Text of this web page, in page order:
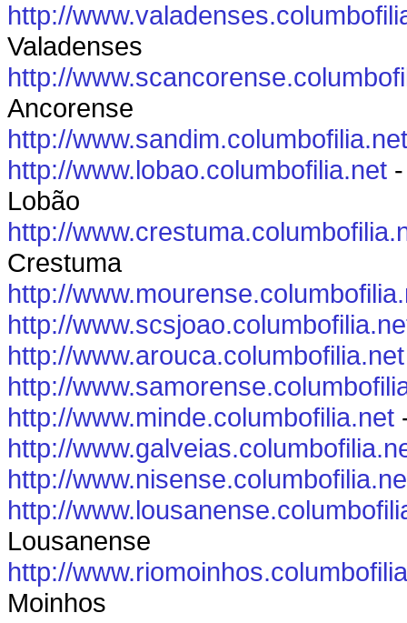
http://
Valadenses
http://
Ancorense
http://www.sandim.columbofilia.net
http://www.lobao.columbofilia.net
Lobão
http://
Crestuma
http://
http://
http://www.arouca.columbofilia.net
http://
http://www.minde.columbofilia.net
http://
http://
http://
Lousanense
http://
Moinhos